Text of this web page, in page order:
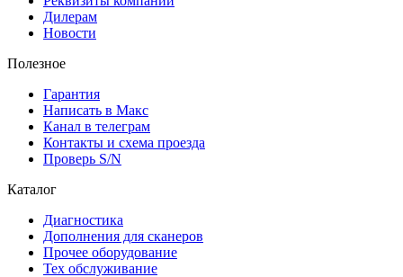
Дилерам
Новости
Полезное
Гарантия
Написать в Макс
Канал в телеграм
Контакты и схема проезда
Проверь S/N
Каталог
Диагностика
Дополнения для сканеров
Прочее оборудование
Тех обслуживание